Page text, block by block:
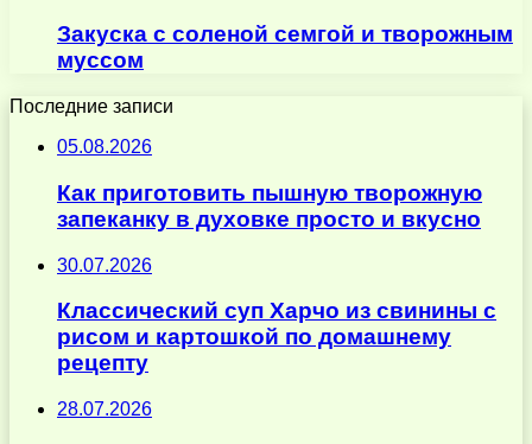
Закуска с соленой семгой и творожным
муссом
Последние записи
05.08.2026
Как приготовить пышную творожную
запеканку в духовке просто и вкусно
30.07.2026
Классический суп Харчо из свинины с
рисом и картошкой по домашнему
рецепту
28.07.2026